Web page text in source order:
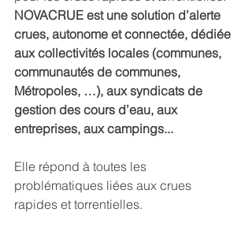
NOVACRUE est une solution d’alerte
crues, autonome et connectée, dédiée
aux collectivités locales (communes,
communautés de communes,
Métropoles, …), aux syndicats de
gestion des cours d’eau, aux
entreprises, aux campings...
Elle répond à toutes les
problématiques liées aux crues
rapides et torrentielles.